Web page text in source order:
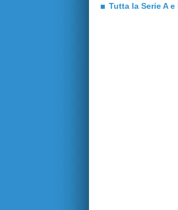
Tutta la Serie A